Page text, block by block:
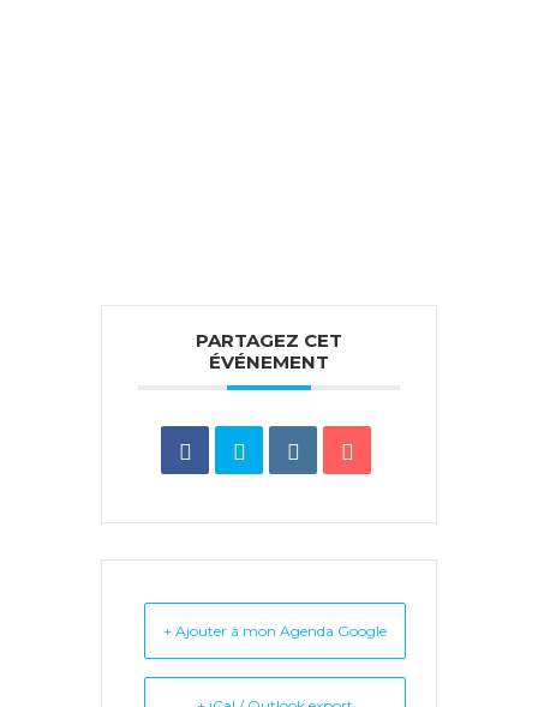
PARTAGEZ CET
ÉVÉNEMENT
+ Ajouter à mon Agenda Google